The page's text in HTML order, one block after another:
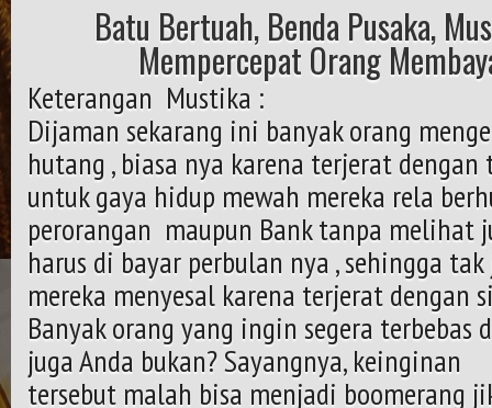
Batu Bertuah, Benda Pusaka,
Mempercepat Orang
Keterangan Mustika :
Dijaman sekarang ini banyak orang
hutang , biasa nya karena terjerat
untuk gaya hidup mewah mereka rela
perorangan maupun Bank tanpa melihat
harus di bayar perbulan nya , sehingga
mereka menyesal karena terjerat dengan
Banyak orang yang ingin segera terbebas
juga Anda bukan? Sayangnya, keinginan
tersebut malah bisa menjadi boomerang